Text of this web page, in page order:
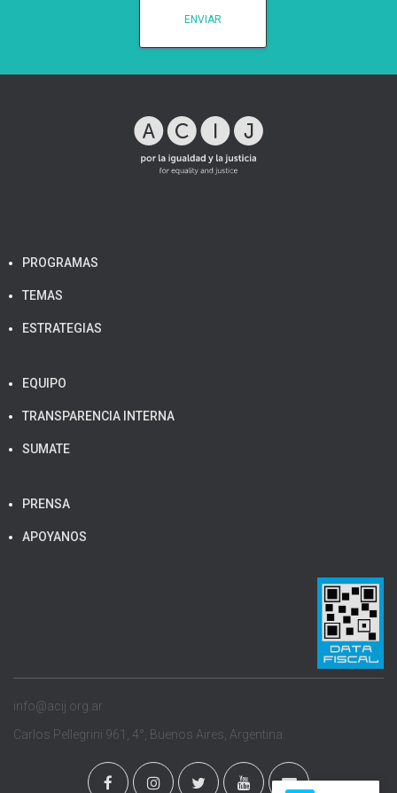
PROGRAMAS
TEMAS
ESTRATEGIAS
EQUIPO
TRANSPARENCIA INTERNA
SUMATE
PRENSA
APOYANOS
info@acij.org.ar
Carlos Pellegrini 961, 4°, Buenos Aires, Argentina.